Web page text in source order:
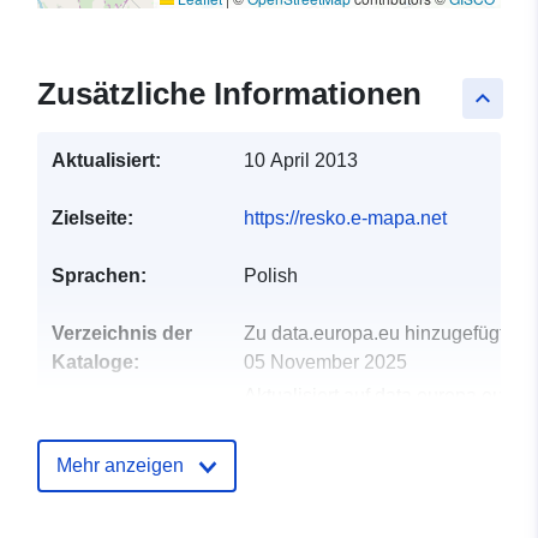
keyboard_arrow_up
Zusätzliche Informationen
Aktualisiert: 10 April 2013
Zielseite: https://resko.e-mapa.net
Sprachen: Polish
Verzeichnis der
Kataloge:
Zu data.europa.eu hinzugefügt:
05 November 2025
Gebiet:
Mehr anzeigen